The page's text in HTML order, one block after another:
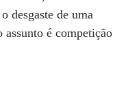
desgaste de uma
é competição